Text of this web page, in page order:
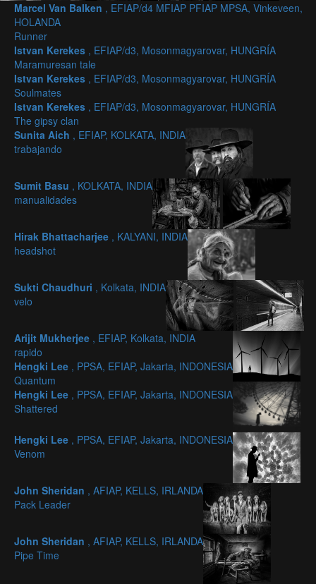
Marcel Van Balken , EFIAP/d4 MFIAP PFIAP MPSA, Vinkeveen,
HOLANDA
Runner
Istvan Kerekes , EFIAP/d3, Mosonmagyarovar, HUNGRÍA
Maramuresan tale
Istvan Kerekes , EFIAP/d3, Mosonmagyarovar, HUNGRÍA
Soulmates
Istvan Kerekes , EFIAP/d3, Mosonmagyarovar, HUNGRÍA
The gipsy clan
Sunita Aich , EFIAP, KOLKATA, INDIA
trabajando
Sumit Basu , KOLKATA, INDIA
manualidades
Hirak Bhattacharjee , KALYANI, INDIA
headshot
Sukti Chaudhuri , Kolkata, INDIA
velo
Arijit Mukherjee , EFIAP, Kolkata, INDIA
rapido
Hengki Lee , PPSA, EFIAP, Jakarta, INDONESIA
Quantum
Hengki Lee , PPSA, EFIAP, Jakarta, INDONESIA
Shattered
Hengki Lee , PPSA, EFIAP, Jakarta, INDONESIA
Venom
John Sheridan , AFIAP, KELLS, IRLANDA
Pack Leader
John Sheridan , AFIAP, KELLS, IRLANDA
Pipe Time